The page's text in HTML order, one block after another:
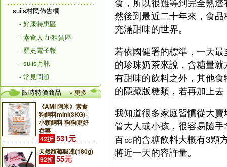
suiis村民佈告欄
- 好康特惠區
- 素食人力/租賃區
- 歷史電子報
- suiis月訊
- 常見問題
限時特價商品
» 更多
《AMI 阿米》素食
狗飼料mini(3KG)~
小顆飼料 狗狗更好
吞嚥
42折 531元
天然馥莓吸凍(180g)
92折 55元
然後到最近二十年來，食
充滿甜味的世界。
若依國健署的標準，一天
的珍珠奶茶來說，含糖量
有甜味的飲料之外，其他
的隱藏版糖類，若再加上
我知道很多家庭習慣從大
管大人或小孩，很容易隨
百㏄的含糖飲料大概有3顆
將近一天的容許量。